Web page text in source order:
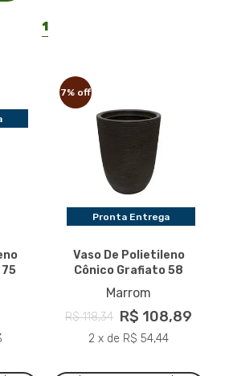
1
7% off
Pronta Entrega
Vaso De Polietileno
Cônico Grafiato 58
Marrom
R$ 118,34 R$ 108,89
2 x de R$ 54,44